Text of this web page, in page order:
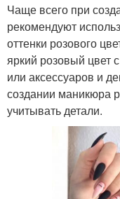
Чаще всего при
рекомендуют
оттенки розового
яркий розовый цвет
или аксессуаров и
создании маникюра
учитывать детали.